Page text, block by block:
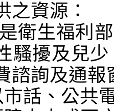
之資源：
衛生福利
騷擾及兒
諮詢及通報
話、公共